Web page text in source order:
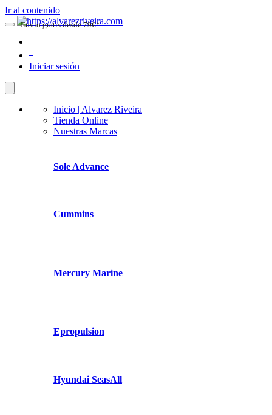
Ir al contenido
Iniciar sesión
Inicio | Alvarez Riveira
Tienda Online
Nuestras Marcas
Sole Advance
Cummins
Mercury Marine
Epropulsion
Hyundai SeasAll
Envio gratis desde 79€*